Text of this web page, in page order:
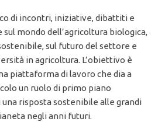
di incontri, iniziative, dibattiti e
mondo dell’agricoltura biologica,
sul futuro del settore e
in agricoltura. L’obiettivo è
piattaforma di lavoro che dia a
un ruolo di primo piano
una risposta sostenibile alle grandi
negli anni futuri.